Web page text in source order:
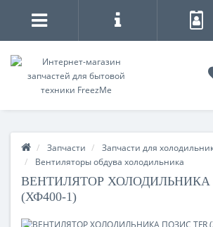
Запчасти
Запчасти для
Вентиляторы обдува холодильника
ВЕНТИЛЯТОР ХОЛОДИЛЬНИКА
(ХФ400-1)